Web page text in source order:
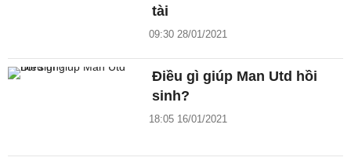
tài
09:30 28/01/2021
Điều gì giúp Man Utd hồi
sinh?
18:05 16/01/2021